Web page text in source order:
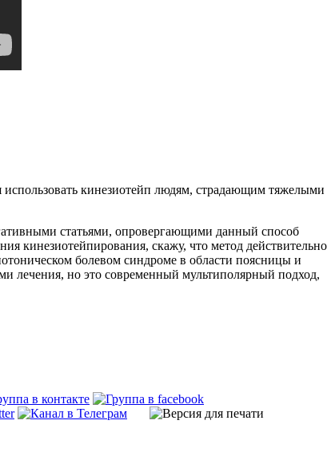
использовать кинезиотейп людям, страдающим тяжелыми
статьями, опровергающими данный способ
кинезиотейпирования, скажу, что метод действительно
болевом синдроме в области поясницы и
лечения, но это современный мультиполярный подход,